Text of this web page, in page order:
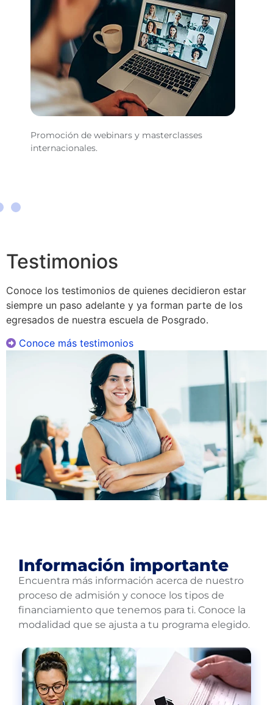
Promoción de webinars y masterclasses
internacionales.
Testimonios
Conoce los testimonios de quienes decidieron estar
siempre un paso adelante y ya forman parte de los
egresados de nuestra escuela de Posgrado.
Conoce más testimonios
Información importante
Encuentra más información acerca de nuestro
proceso de admisión y conoce los tipos de
financiamiento que tenemos para ti. Conoce la
modalidad que se ajusta a tu programa elegido.